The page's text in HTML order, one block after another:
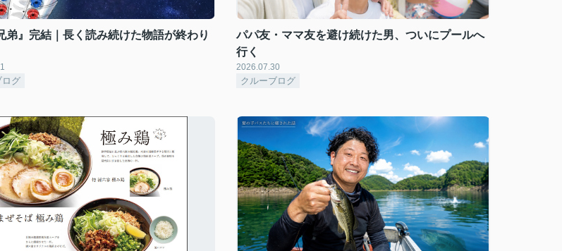
弟』完結｜長く読み続けた物語が終わり
ログ
パパ友・ママ友を避け続けた男、ついにプールへ
行く
2026.07.30
クルーブログ